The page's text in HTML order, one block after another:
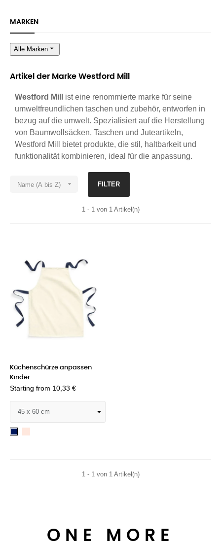
MARKEN
Alle Marken arrow_drop_down
Artikel der Marke Westford Mill
Westford Mill
ist eine renommierte marke für seine
umweltfreundlichen taschen und zubehör, entworfen in
bezug auf die umwelt. Spezialisiert auf die Herstellung
von Baumwollsäcken, Taschen und Juteartikeln,
Westford Mill bietet produkte, die stil, haltbarkeit und
funktionalität kombinieren, ideal für die anpassung.
Name (A bis Z)  FILTER
1 - 1 von 1 Artikel(n)
Küchenschürze anpassen
Kinder
Starting from 10,33 €
1 - 1 von 1 Artikel(n)
ONE MORE